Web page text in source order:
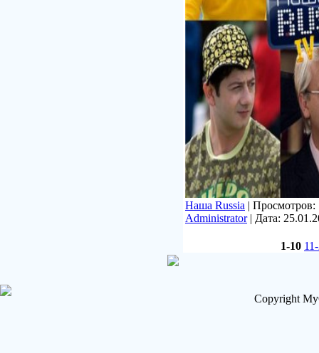
Наша Russia | Просмотров:
Administrator| Дата:
1-10
Copyright